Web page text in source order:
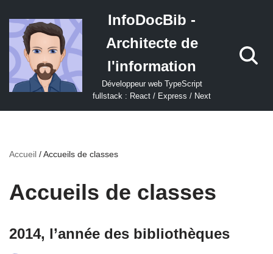
Aller
au
contenu
InfoDocBib -
Architecte de
l'information
Développeur web TypeScript
fullstack : React / Express / Next
Accueil /Accueils de classes
Accueils de classes
2014, l’année des bibliothèques